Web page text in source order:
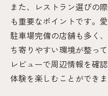
レストランの空
とは
落ち着いた雰囲
意料理
個室や静かな席
方
また、レストラン選びの
も重要なポイントです。
駐車場完備の店舗も多く
ち寄りやすい環境が整っ
レビューで周辺情報を確
体験を楽しむことができま